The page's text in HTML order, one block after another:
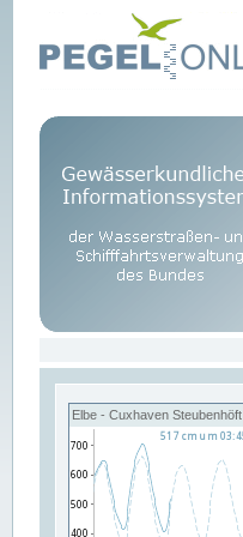
Elbe - Cuxhaven Steubenhöft